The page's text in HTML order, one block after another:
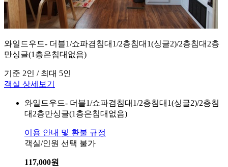
와일드우드- 더블1/쇼파겸침대1/2층침대1(싱글2)/2층침대2층
만싱글(1층은침대없음)
기준 2인 / 최대 5인
객실 상세보기
와일드우드- 더블1/쇼파겸침대1/2층침대1(싱글2)/2층침
대2층만싱글(1층은침대없음)
이용 안내 및 환불 규정
객실/인원 선택 불가
117,000원